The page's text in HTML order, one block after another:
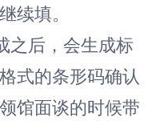
续填。
之后，会生成标
式的条形码确认
馆面谈的时候带